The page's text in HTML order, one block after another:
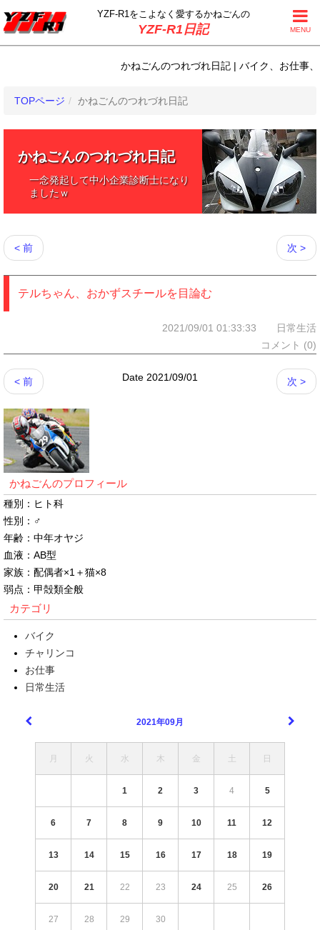
MENU
YZF-R1をこよなく 愛するかねごんの
YZF-R1日記
かねごんのつれづれ日記 | バイク、お仕事
TOPページ かねごんのつれづれ日記
かねごんのつれづれ日記
一念発起して中小企業診断士になり
ましたｗ
< 前 次 >
テルちゃん、おかずスチールを目論む
2021/09/01 01:33:33 日常生活
コメント (0)
< 前 次 >
Date 2021/09/01
かねごんのプロフィール
種別：ヒト科
性別：♂
年齢：中年オヤジ
血液：AB型
家族：配偶者×1＋猫×8
弱点：甲殻類全般
カテゴリ
バイク
チャリンコ
お仕事
日常生活
2021年09月
月 火 水 木 金 土 日
1 2 3 4 5
6 7 8 9 10 11 12
13 14 15 16 17 18 19
20 21 22 23 24 25 26
27 28 29 30